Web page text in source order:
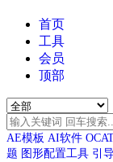
首页
工具
会员
顶部
AE模板 AI软件
题 图形配置工具 引